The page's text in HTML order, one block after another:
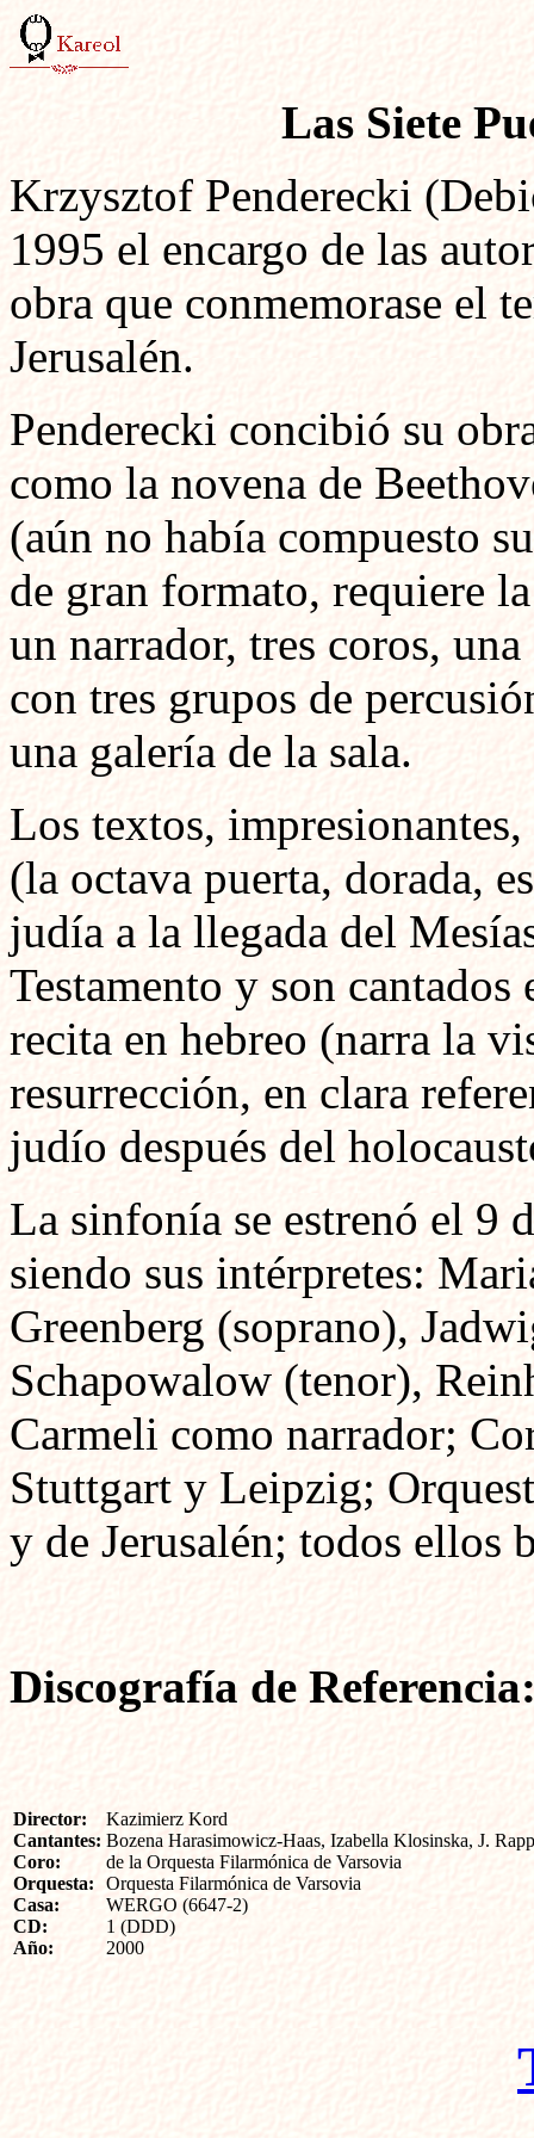
Las Siete
Krzysztof Penderecki
1995 el encargo de las
obra que conmemorase el
Jerusalén.
Penderecki concibió su
como la novena de
(aún no había compuesto
de gran formato, requiere
un narrador, tres coros,
con tres grupos de
una galería de la sala.
Los textos, impresionantes,
(la octava puerta, dorada,
judía a la llegada del
Testamento y son
recita en hebreo (narra la
resurrección, en clara
judío después del
La sinfonía se estrenó el 9
siendo sus intérpretes:
Greenberg (soprano),
Schapowalow (tenor),
Carmeli como narrador;
Stuttgart y Leipzig;
y de Jerusalén; todos
Discografía de
Director:
Cantantes:
Coro:
Orquesta:
Casa:
CD:
Año:
Kazimierz Kord
Bozena Harasimowicz-Haas, Izabella Klosinska, J.
de la Orquesta Filarmónica de Varsovia
Orquesta Filarmónica de Varsovia
WERGO (6647-2)
1 (DDD)
2000